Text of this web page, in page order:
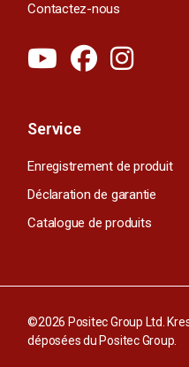
Contactez-nous
Service
Enregistrement de produit
Déclaration de garantie
Catalogue de produits
©2026 Positec Group Ltd.
déposées du Positec Group.